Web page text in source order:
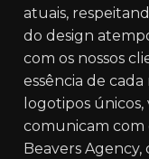
atuais,
do design
com os nossos
essência de
logotipos
comunicam com
Beavers